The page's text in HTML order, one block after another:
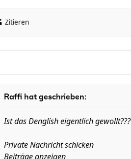
Zitieren
Raffi hat geschrieben:
Ist das Denglish eigentlich gewollt???
Private Nachricht schicken
Beiträge anzeigen